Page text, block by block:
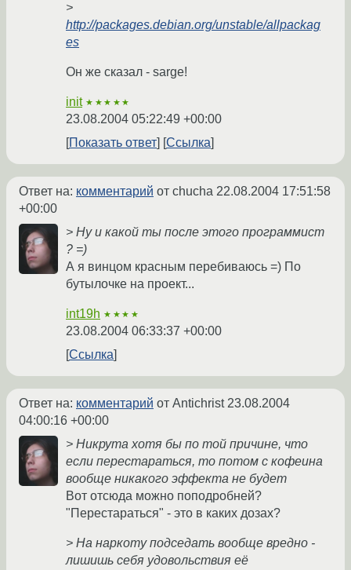
>
http://packages.debian.org/unstable/allpackag
es
Он же сказал - sarge!
init ★★★★★
23.08.2004 05:22:49 +00:00
Показать ответ
Ссылка
Ответ на: комментарий от chucha 22.08.2004 17:51:58
+00:00
> Ну и какой ты после этого программист
? =)
А я винцом красным перебиваюсь =) По
бутылочке на проект...
int19h ★★★★
23.08.2004 06:33:37 +00:00
Ссылка
Ответ на: комментарий от Antichrist23.08.2004
04:00:16 +00:00
> Никрута хотя бы по той причине, что
если перестараться, то потом с кофеина
вообще никакого эффекта не будет
Вот отсюда можно поподробней?
"Перестараться" - это в каких дозах?
> На наркоту подседать вообще вредно -
лишишь себя удовольствия её